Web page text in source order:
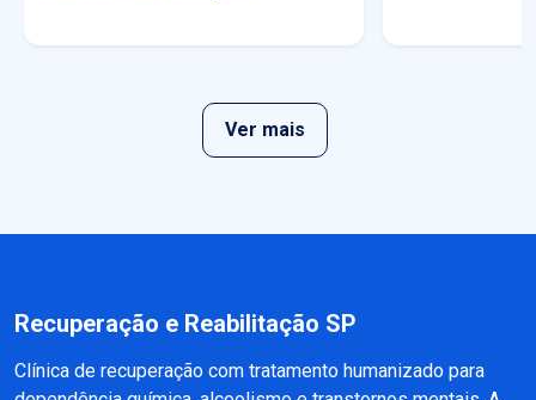
Ver mais
Recuperação e Reabilitação SP
Clínica de recuperação com tratamento humanizado para